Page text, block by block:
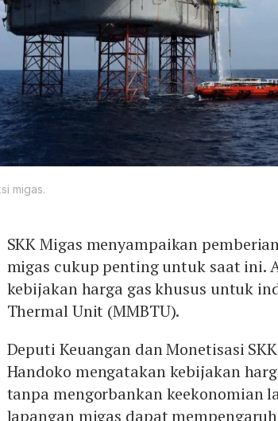
migas.
SKK Migas menyampaikan
migas cukup penting untuk saat ini.
kebijakan harga gas khusus untuk
Thermal Unit (MMBTU).
Deputi Keuangan dan Monetisasi
Handoko mengatakan kebijakan
tanpa mengorbankan keekonomian
lapangan migas dapat